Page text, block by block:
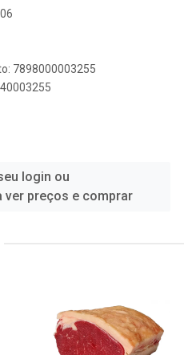
7898000003255
login ou
ver preços e comprar